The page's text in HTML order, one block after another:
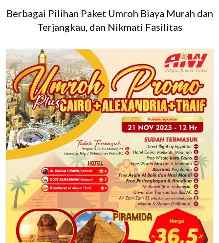
Berbagai Pilihan Paket Umroh Biaya Murah dan
Terjangkau, dan Nikmati Fasilitas